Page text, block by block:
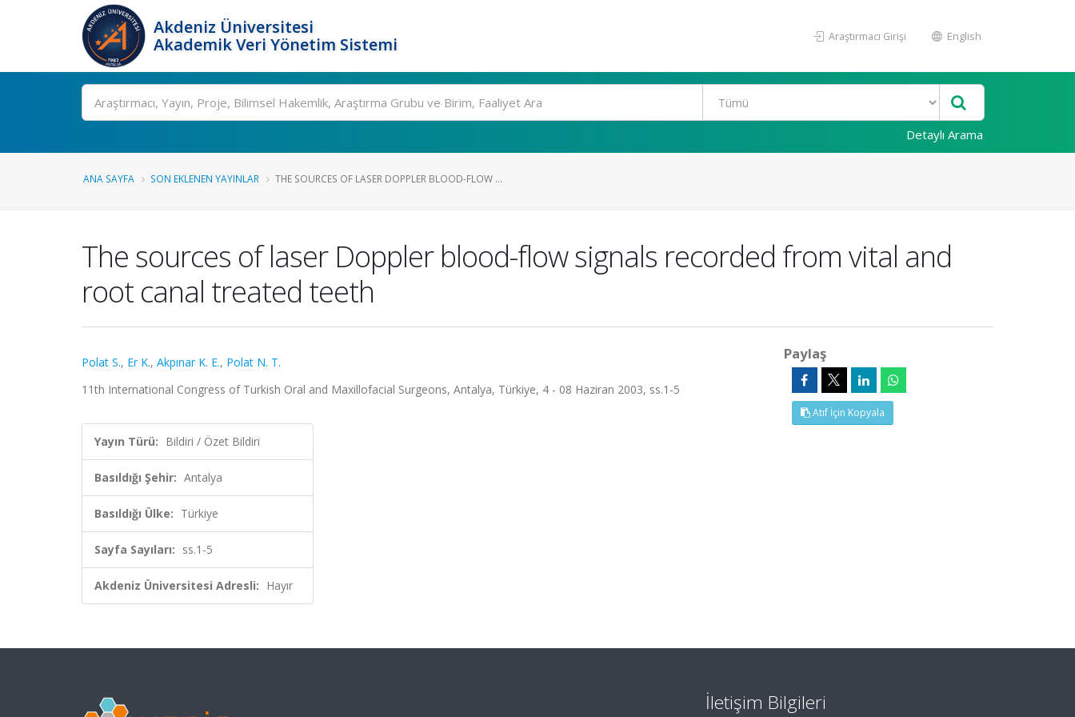
Akdeniz Üniversitesi
Akademik Veri Yönetim Sistemi
Araştırmacı Girişi English
Ara
Detaylı Arama
ANA SAYFA SON EKLENEN YAYINLAR THE SOURCES OF LASER DOPPLER BLOOD-FLOW ...
The sources of laser Doppler blood-flow signals recorded from vital and
root canal treated teeth
Polat S., Er K., Akpınar K. E., Polat N. T.
11th International Congress of Turkish Oral and Maxillofacial Surgeons, Antalya, Türkiye, 4 - 08 Haziran 2003, ss.1-5
Yayın Türü: Bildiri / Özet Bildiri
Basıldığı Şehir: Antalya
Basıldığı Ülke: Türkiye
Sayfa Sayıları: ss.1-5
Akdeniz Üniversitesi Adresli: Hayır
Paylaş
Atıf İçin Kopyala
İletişim Bilgileri